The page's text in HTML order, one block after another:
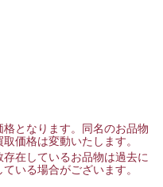
となります。同名のお品物
価格は変動いたします。
在しているお品物は過去に
いる場合がございます。